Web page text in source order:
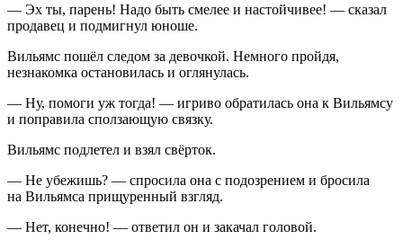
— Эх ты, парень! Надо быть смелее и настойчивее! — сказал
продавец и подмигнул юноше.
Вильямс пошёл следом за девочкой. Немного пройдя,
незнакомка остановилась и оглянулась.
— Ну, помоги уж тогда! — игриво обратилась она к Вильямсу
и поправила сползающую связку.
Вильямс подлетел и взял свёрток.
— Не убежишь? — спросила она с подозрением и бросила
на Вильямса прищуренный взгляд.
— Нет, конечно! — ответил он и закачал головой.